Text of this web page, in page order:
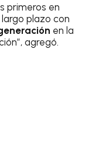
primeros en
plazo con
en la
agregó.